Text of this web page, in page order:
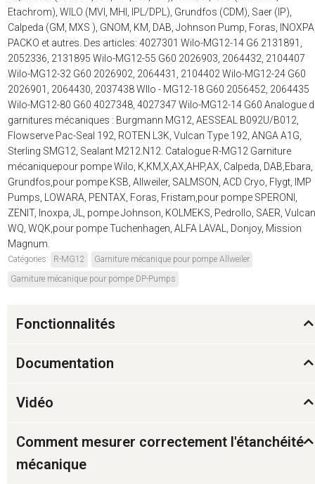
Etachrom), WILO (MVI, MHI, IPL/DPL), Grundfos (CDM), Saer (IP),
Calpeda (GM, MXS ), GNOM, KM, DAB, Johnson Pump, Foras,
PACKO et autres. Des articles: 4027301 Wilo-MG12-14 G6 2131891,
2052336, 2131895 Wilo-MG12-55 G60 2026903, 2064432, 2104407
Wilo-MG12-32 G60 2026902, 2064431, 2104402 Wilo-MG12-24 G60
2026901, 2064430, 2037438 WIlo - MG12-18 G60 2056452, 2064435
Wilo-MG12-80 G60 4027348, 4027347 Wilo-MG12-14 G60 Analogue
garnitures mécaniques : Burgmann MG12, AESSEAL B092U/B012,
Flowserve Pac-Seal 192, ROTEN L3K, Vulcan Type 192, ANGA A1G,
Sterling SMG12, Sealant M212.N12. Catalogue R-MG12 Garniture
mécaniquepour pompe Wilo, K,KM,X,AX,AHP,AX, Calpeda, DAB,Ebara,
Grundfos,pour pompe KSB, Allweiler, SALMSON, ACD Cryo, Flygt, IMP
Pumps, LOWARA, PENTAX, Foras, Fristam,pour pompe SPERONI,
ZENIT, Inoxpa, JL, pompe Johnson, KOLMEKS, Pedrollo, SAER,
WQ, WQK,pour pompe Tuchenhagen, ALFA LAVAL, Donjoy, Mission
Magnum.
Catégories: R-MG12
Garniture mécanique pour pompe Allweiler
Garniture mécanique pour pompe DP-Pumps
Fonctionnalités
Documentation
Vidéo
Comment mesurer correctement l'étanchéité
mécanique